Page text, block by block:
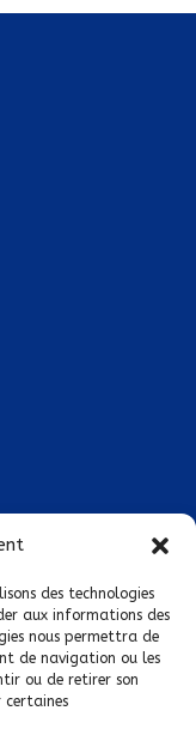
des technologies
aux informations des
nous permettra de
de navigation ou les
ou de retirer son